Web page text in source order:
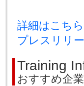
詳細はこちら
プレスリリ
Training
おすすめ企